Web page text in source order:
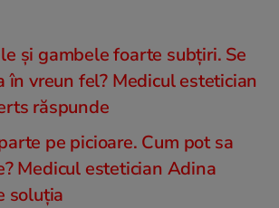
şi gambele foarte subţiri. Se
în vreun fel? Medicul estetician
răspunde
pe picioare. Cum pot sa
Medicul estetician Adina
soluția